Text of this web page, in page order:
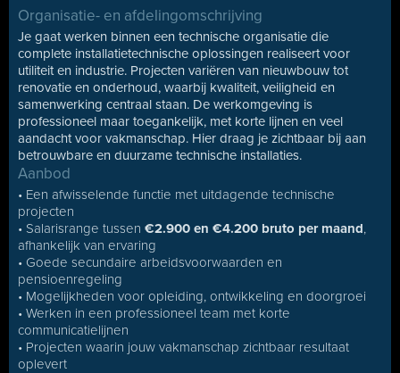
Organisatie- en afdelingomschrijving
Je gaat werken binnen een technische organisatie die
complete installatietechnische oplossingen realiseert voor
utiliteit en industrie. Projecten variëren van nieuwbouw tot
renovatie en onderhoud, waarbij kwaliteit, veiligheid en
samenwerking centraal staan. De werkomgeving is
professioneel maar toegankelijk, met korte lijnen en veel
aandacht voor vakmanschap. Hier draag je zichtbaar bij aan
betrouwbare en duurzame technische installaties.
Aanbod
• Een afwisselende functie met uitdagende technische
projecten
• Salarisrange tussen €2.900 en €4.200 bruto per maand,
afhankelijk van ervaring
• Goede secundaire arbeidsvoorwaarden en
pensioenregeling
• Mogelijkheden voor opleiding, ontwikkeling en doorgroei
• Werken in een professioneel team met korte
communicatielijnen
• Projecten waarin jouw vakmanschap zichtbaar resultaat
oplevert